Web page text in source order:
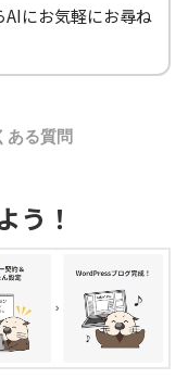
AIにお気軽にお尋ね
ある質問
う！